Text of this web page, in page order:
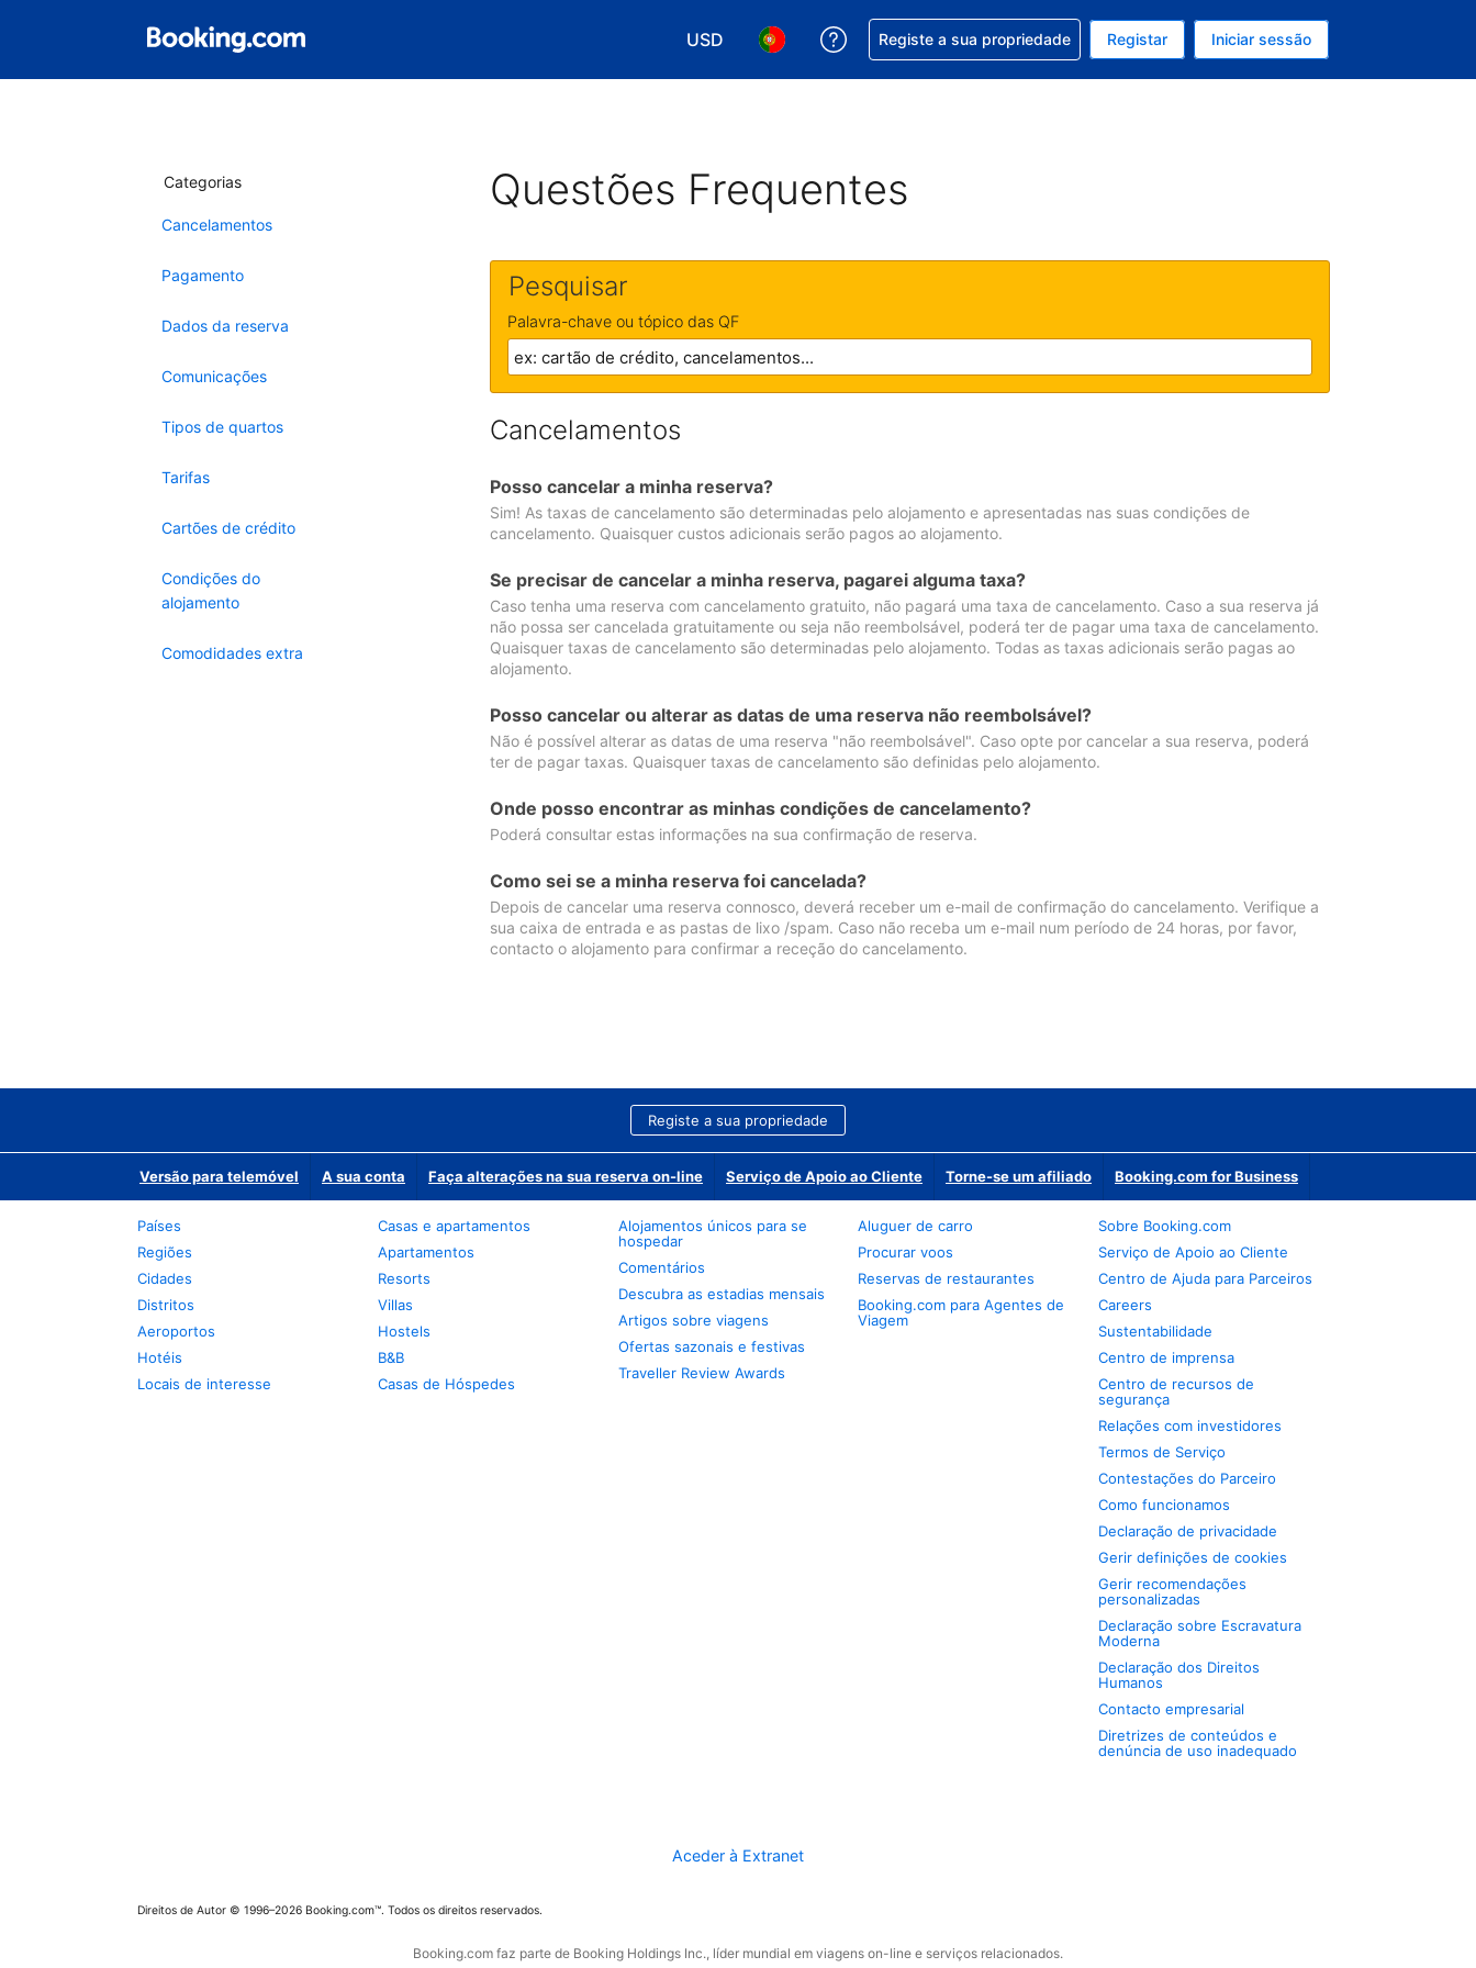
USD
Escolha a sua moeda. A sua moeda atual é Dólar dos EUA
Escolha o seu idioma. O seu idioma atual é Português
Obtenha ajuda com a sua reserva
Registe a sua propriedade Registar Iniciar sessão
Categorias
Cancelamentos
Pagamento
Dados da reserva
Comunicações
Tipos de quartos
Tarifas
Cartões de crédito
Condições do
alojamento
Comodidades extra
Questões Frequentes
Pesquisar
Palavra-chave ou tópico das QF
Cancelamentos
Posso cancelar a minha reserva?
Sim! As taxas de cancelamento são determinadas pelo alojamento e apresentadas nas suas condições de
cancelamento. Quaisquer custos adicionais serão pagos ao alojamento.
Se precisar de cancelar a minha reserva, pagarei alguma taxa?
Caso tenha uma reserva com cancelamento gratuito, não pagará uma taxa de cancelamento. Caso a sua reserva já
não possa ser cancelada gratuitamente ou seja não reembolsável, poderá ter de pagar uma taxa de cancelamento.
Quaisquer taxas de cancelamento são determinadas pelo alojamento. Todas as taxas adicionais serão pagas ao
alojamento.
Posso cancelar ou alterar as datas de uma reserva não reembolsável?
Não é possível alterar as datas de uma reserva "não reembolsável". Caso opte por cancelar a sua reserva, poderá
ter de pagar taxas. Quaisquer taxas de cancelamento são definidas pelo alojamento.
Onde posso encontrar as minhas condições de cancelamento?
Poderá consultar estas informações na sua confirmação de reserva.
Como sei se a minha reserva foi cancelada?
Depois de cancelar uma reserva connosco, deverá receber um e-mail de confirmação do cancelamento. Verifique a
sua caixa de entrada e as pastas de lixo /spam. Caso não receba um e-mail num período de 24 horas, por favor,
contacto o alojamento para confirmar a receção do cancelamento.
Registe a sua propriedade
Versão para telemóvel A sua conta Faça alterações na sua reserva on-line Serviço de Apoio ao Cliente Torne-se um afiliado Booking.com for Business
Países
Regiões
Cidades
Distritos
Aeroportos
Hotéis
Locais de interesse
Casas e apartamentos
Apartamentos
Resorts
Villas
Hostels
B&B
Casas de Hóspedes
Alojamentos únicos para se
hospedar
Comentários
Descubra as estadias mensais
Artigos sobre viagens
Ofertas sazonais e festivas
Traveller Review Awards
Aluguer de carro
Procurar voos
Reservas de restaurantes
Booking.com para Agentes de
Viagem
Sobre Booking.com
Serviço de Apoio ao Cliente
Centro de Ajuda para Parceiros
Careers
Sustentabilidade
Centro de imprensa
Centro de recursos de
segurança
Relações com investidores
Termos de Serviço
Contestações do Parceiro
Como funcionamos
Declaração de privacidade
Gerir definições de cookies
Gerir recomendações
personalizadas
Declaração sobre Escravatura
Moderna
Declaração dos Direitos
Humanos
Contacto empresarial
Diretrizes de conteúdos e
denúncia de uso inadequado
Aceder à Extranet
Direitos de Autor © 1996–2026 Booking.com™. Todos os direitos reservados.
Booking.com faz parte de Booking Holdings Inc., líder mundial em viagens on-line e serviços relacionados.